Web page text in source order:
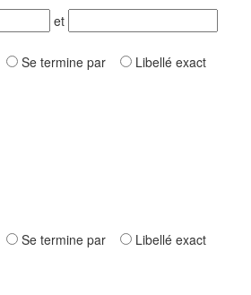
et
Se termine par Libellé exact
Se termine par Libellé exact